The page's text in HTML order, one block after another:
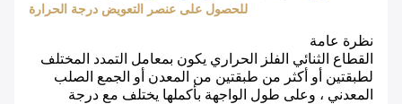
للحصول على عنصر التعويض درجة الحرارة
نظرة عامة
القطاع الثنائي الفلز الحراري يكون بمعامل التمدد المختلف
لطبقتين أو أكثر من طبقتين من المعدن أو الجمع الصلب
المعدني ، وعلى طول الواجهة بأكملها يختلف مع درجة